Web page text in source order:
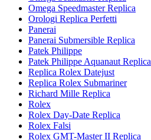
Omega Speedmaster Replica
Orologi Replica Perfetti
Panerai
Panerai Submersible Replica
Patek Philippe
Patek Philippe Aquanaut Replica
Replica Rolex Datejust
Replica Rolex Submariner
Richard Mille Replica
Rolex
Rolex Day-Date Replica
Rolex Falsi
Rolex GMT-Master II Replica